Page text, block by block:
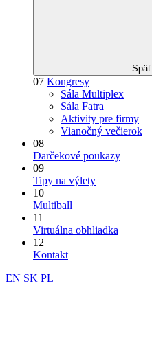
Späť
07 Kongresy
Sála Multiplex
Sála Fatra
Aktivity pre firmy
Vianočný večierok
08
Darčekové poukazy
09
Tipy na výlety
10
Multiball
11
Virtuálna obhliadka
12
Kontakt
EN SK PL